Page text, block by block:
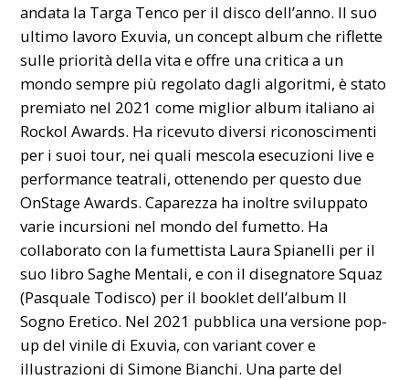
andata la Targa Tenco per il disco dell’anno. Il suo
ultimo lavoro Exuvia, un concept album che riflette
sulle priorità della vita e offre una critica a un
mondo sempre più regolato dagli algoritmi, è stato
premiato nel 2021 come miglior album italiano ai
Rockol Awards. Ha ricevuto diversi riconoscimenti
per i suoi tour, nei quali mescola esecuzioni live e
performance teatrali, ottenendo per questo due
OnStage Awards. Caparezza ha inoltre sviluppato
varie incursioni nel mondo del fumetto. Ha
collaborato con la fumettista Laura Spianelli per il
suo libro Saghe Mentali, e con il disegnatore Squaz
(Pasquale Todisco) per il booklet dell’album Il
Sogno Eretico. Nel 2021 pubblica una versione pop-
up del vinile di Exuvia, con variant cover e
illustrazioni di Simone Bianchi. Una parte del